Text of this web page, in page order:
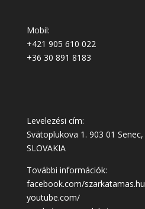
Mobil:
+421 905 610 022
+36 30 891 8183
Levelezési cím:
Svätoplukova 1. 903 01 Senec,
SLOVAKIA
További információk:
facebook.com/szarkatamas.hu
youtube.com/